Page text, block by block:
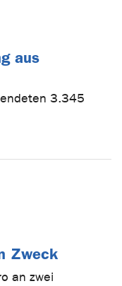
aus
3.345
Zweck
an zwei